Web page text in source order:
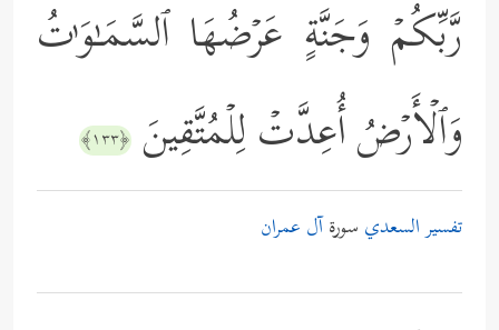
رَّبِّكُمۡ وَجَنَّةٍ عَرۡضُهَا ٱلسَّمَـٰوَ ٰ⁠تُ
وَٱلۡأَرۡضُ أُعِدَّتۡ لِلۡمُتَّقِینَ ﴿١٣٣﴾
تفسير السعدي سورةآل عمران